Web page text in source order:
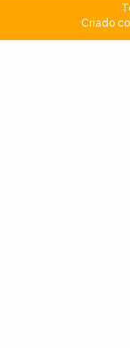
Criado